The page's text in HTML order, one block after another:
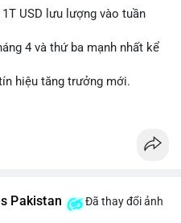
USD lưu lượng vào tuần
4 và thứ ba mạnh nhất kể
hiệu tăng trưởng mới.
Pakistan
Đã thay đổi ảnh